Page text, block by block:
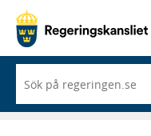
du
börjar
skriva